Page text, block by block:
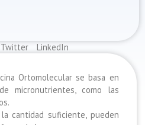
Twitter LinkedIn
Ortomolecular se basa en
micronutrientes, como las
cantidad suficiente, pueden